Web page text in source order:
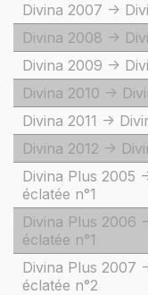
Divina 2007 ->
Divina 2008 ->
Divina 2009 ->
Divina 2010 ->
Divina 2011 ->
Divina 2012 ->
Divina Plus 2005
éclatée n°1
Divina Plus 2006
éclatée n°1
Divina Plus 2007
éclatée n°2